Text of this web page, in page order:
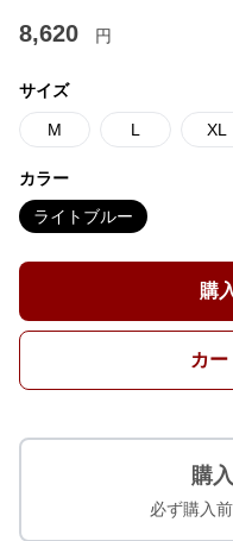
8,620 円
サイズ
M L XL
カラー
ライトブルー
購
カ
購
必ず購入